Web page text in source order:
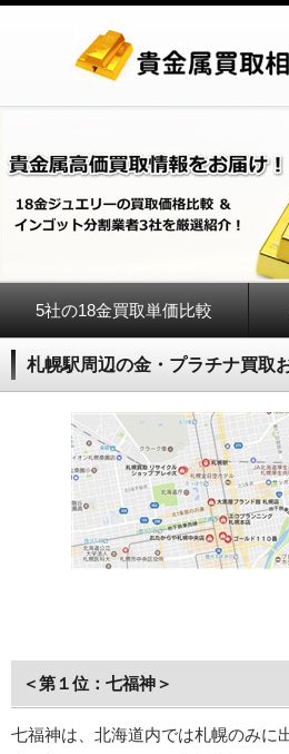
5社の18金買取単価比較
札幌駅周辺の金・プラチナ買取
＜第１位：七福神＞
七福神は、北海道内では札幌のみに